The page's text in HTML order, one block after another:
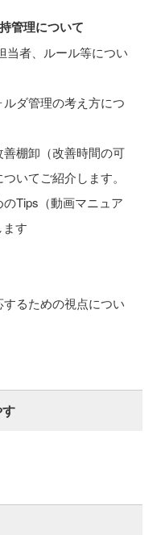
管理について
当者、ルール等につい
ルダ管理の考え方につ
善棚卸（改善時間の可
いてご紹介します。
Tips（動画マニュア
す
するための視点につい